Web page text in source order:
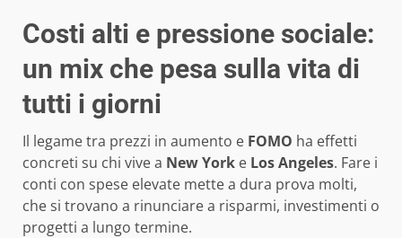
Costi alti e pressione sociale:
un mix che pesa sulla vita di
tutti i giorni
Il legame tra prezzi in aumento e FOMO ha effetti
concreti su chi vive a New York e Los Angeles. Fare i
conti con spese elevate mette a dura prova molti,
che si trovano a rinunciare a risparmi, investimenti o
progetti a lungo termine.